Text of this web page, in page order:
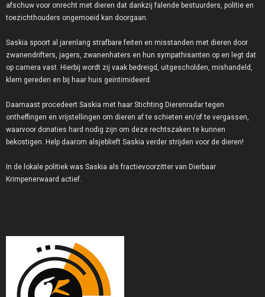
afschuw voor onrecht met dieren dat dankzij falende bestuurders, politie en
toezichthouders ongemoeid kan doorgaan.
Saskia spoort al jarenlang strafbare feiten en misstanden met dieren door
zwanendrifters, jagers, zwanenhaters en hun sympathisanten op en legt dat
op camera vast. Hierbij wordt zij vaak bedreigd, uitgescholden, mishandeld,
klem gereden en bij haar huis geïntimideerd.
Daarnaast procedeert Saskia met haar Stichting Dierenradar tegen
ontheffingen en vrijstellingen om dieren af te schieten en/of te vergassen,
waarvoor donaties hard nodig zijn om deze rechtszaken te kunnen
bekostigen. Help daarom alsjeblieft Saskia verder strijden voor de dieren!
In de lokale politiek was Saskia als fractievoorzitter van Dierbaar
Krimpenerwaard actief.